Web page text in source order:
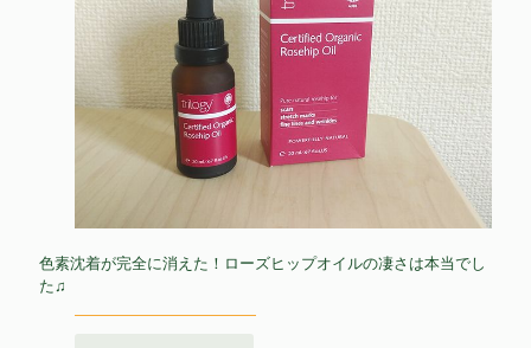
色素沈着が完全に消えた！ローズヒップオイルの凄さは本当でし
た♫